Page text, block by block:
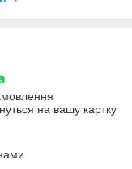
на вашу картку